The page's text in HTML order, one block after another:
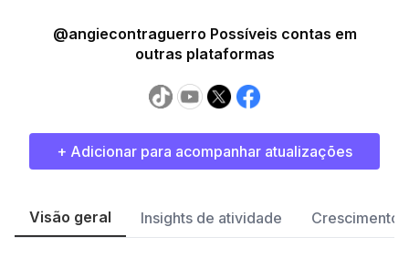
@angiecontraguerro Possíveis contas em
outras plataformas
+ Adicionar para acompanhar atualizações
Visão geral Insights de atividade Crescimento